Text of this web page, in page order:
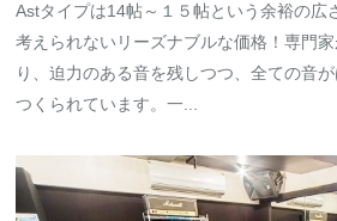
Astタイプは14帖～１５帖という余裕の広
考えられないリーズナブルな価格！専門
り、迫力のある音を残しつつ、全ての音
つくられています。一...